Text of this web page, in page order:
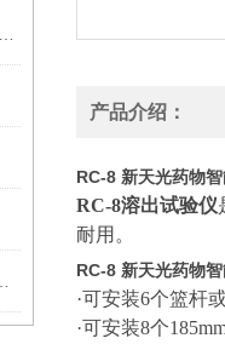
产品介绍：
RC-8 新天光药物
RC-8溶出试验仪
耐用。
RC-8 新天光药物
·可安装6个篮杆
·可安装8个